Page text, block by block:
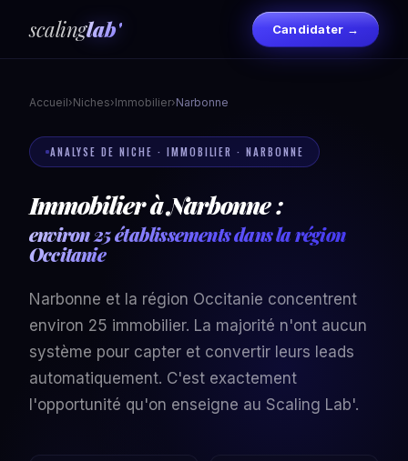
scalinglab' Candidater →
Accueil›Niches›Immobilier›Narbonne
ANALYSE DE NICHE · IMMOBILIER · NARBONNE
Immobilier à Narbonne :
environ 25 établissements dans la région
Occitanie
Narbonne et la région Occitanie concentrent
environ 25 immobilier. La majorité n'ont aucun
système pour capter et convertir leurs leads
automatiquement. C'est exactement
l'opportunité qu'on enseigne au Scaling Lab'.